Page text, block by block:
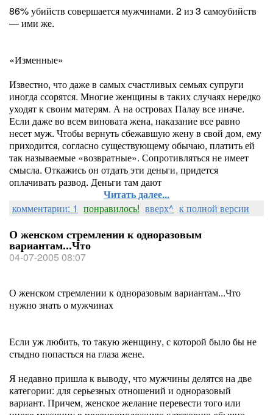
86% убийств совершается мужчинами. 2 из 3 самоубийств
— ими же.
«Изменные»
Известно, что даже в самых счастливых семьях супруги
иногда ссорятся. Многие женщины в таких случаях нередко
уходят к своим матерям. А на островах Палау все иначе.
Если даже во всем виновата жена, наказание все равно
несет муж. Чтобы вернуть сбежавшую жену в свой дом, ему
приходится, согласно существующему обычаю, платить ей
так называемые «возвратные». Сопротивляться не имеет
смысла. Откажись он отдать эти деньги, придется
оплачивать развод. Деньги там дают
Читать далее...
комментарии: 1 понравилось! вверх^ к полной версии
О женском стремлении к одноразовым
вариантам...Что
04-07-2005 08:07
О женском стремлении к одноразовым вариантам...Что
нужно знать о мужчинах
Если уж любить, то такую женщину, с которой было бы не
стыдно попасться на глаза жене.
Я недавно пришла к выводу, что мужчины делятся на две
категории: для серьезных отношений и одноразовый
вариант. Причем, женское желание перевести того или